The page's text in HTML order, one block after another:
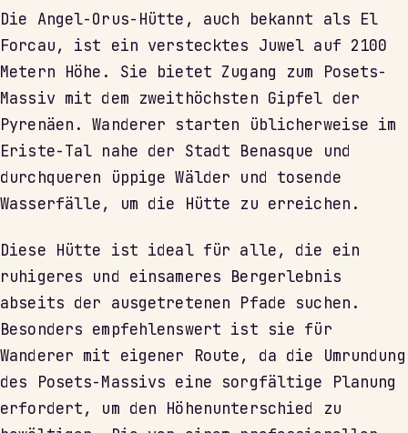
Die Angel-Orus-Hütte, auch bekannt als El
Forcau, ist ein verstecktes Juwel auf 2100
Metern Höhe. Sie bietet Zugang zum Posets-
Massiv mit dem zweithöchsten Gipfel der
Pyrenäen. Wanderer starten üblicherweise im
Eriste-Tal nahe der Stadt Benasque und
durchqueren üppige Wälder und tosende
Wasserfälle, um die Hütte zu erreichen.
Diese Hütte ist ideal für alle, die ein
ruhigeres und einsameres Bergerlebnis
abseits der ausgetretenen Pfade suchen.
Besonders empfehlenswert ist sie für
Wanderer mit eigener Route, da die Umrundung
des Posets-Massivs eine sorgfältige Planung
erfordert, um den Höhenunterschied zu